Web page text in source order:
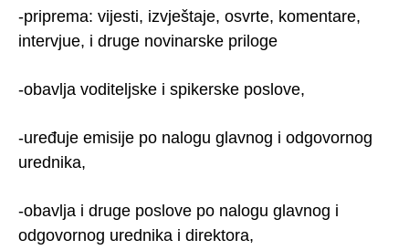
-priprema: vijesti, izvještaje, osvrte, komentare,
intervjue, i druge novinarske priloge
-obavlja voditeljske i spikerske poslove,
-uređuje emisije po nalogu glavnog i odgovornog
urednika,
-obavlja i druge poslove po nalogu glavnog i
odgovornog urednika i direktora,